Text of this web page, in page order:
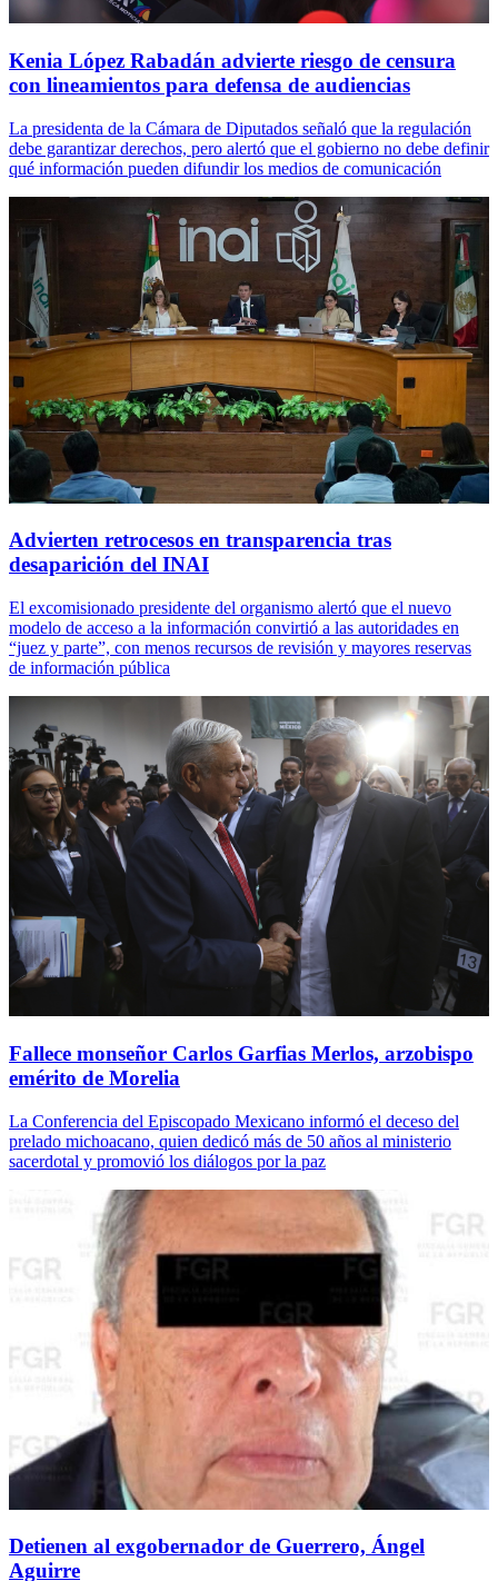
Kenia López Rabadán advierte riesgo de censura
con lineamientos para defensa de audiencias
La presidenta de la Cámara de Diputados señaló que la regulación
debe garantizar derechos, pero alertó que el gobierno no debe definir
qué información pueden difundir los medios de comunicación
Advierten retrocesos en transparencia tras
desaparición del INAI
El excomisionado presidente del organismo alertó que el nuevo
modelo de acceso a la información convirtió a las autoridades en
“juez y parte”, con menos recursos de revisión y mayores reservas
de información pública
Fallece monseñor Carlos Garfias Merlos, arzobispo
emérito de Morelia
La Conferencia del Episcopado Mexicano informó el deceso del
prelado michoacano, quien dedicó más de 50 años al ministerio
sacerdotal y promovió los diálogos por la paz
Detienen al exgobernador de Guerrero, Ángel
Aguirre